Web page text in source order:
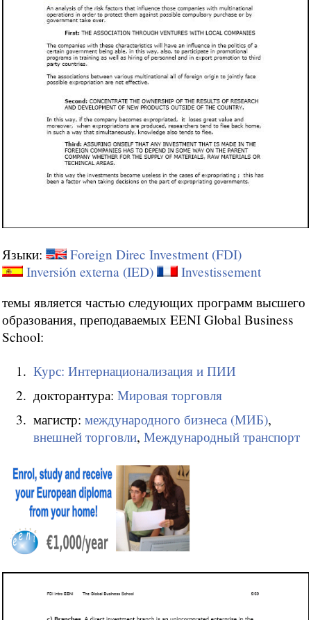
Языки:
Foreign Direc Investment (FDI)
Inversión externa (IED)
Investissement
темы является частью следующих программ высшего
образования, преподаваемых EENI Global Business
School:
Курс: Интернационализация и ПИИ
докторантура: Мировая торговля
магистр: международного бизнеса (МИБ),
внешней торговли, Международный транспорт